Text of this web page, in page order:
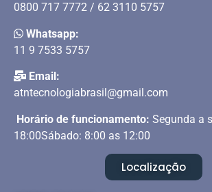
0800 717 7772 / 62 3110 5757
Whatsapp:
11 9 7533 5757
Email:
atntecnologiabrasil@gmail.com
Horário de funcionamento: Segunda a
18:00Sábado: 8:00 as 12:00
Localização